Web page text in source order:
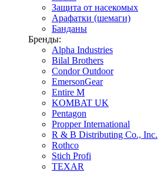
Защита от насекомых
Арафатки (шемаги)
Банданы
Бренды:
Alpha Industries
Bilal Brothers
Condor Outdoor
EmersonGear
Entire M
KOMBAT UK
Pentagon
Propper International
R & B Distributing Co., Inc.
Rothco
Stich Profi
TEXAR